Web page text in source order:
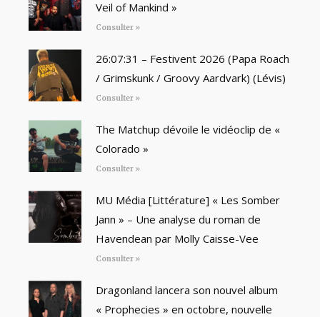
Veil of Mankind »
Consulter »
26:07:31 – Festivent 2026 (Papa Roach
/ Grimskunk / Groovy Aardvark) (Lévis)
Consulter »
The Matchup dévoile le vidéoclip de «
Colorado »
Consulter »
MU Média [Littérature] « Les Somber
Jann » – Une analyse du roman de
Havendean par Molly Caisse-Vee
Consulter »
Dragonland lancera son nouvel album
« Prophecies » en octobre, nouvelle